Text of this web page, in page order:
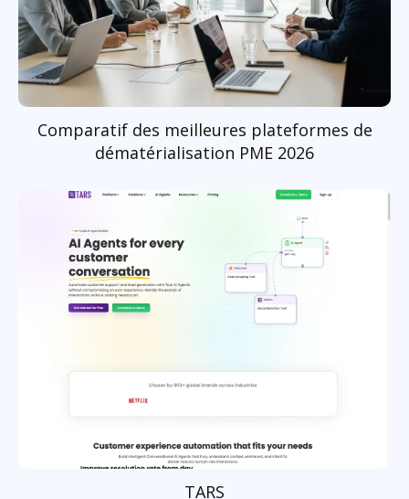
Comparatif des meilleures plateformes de
dématérialisation PME 2026
TARS